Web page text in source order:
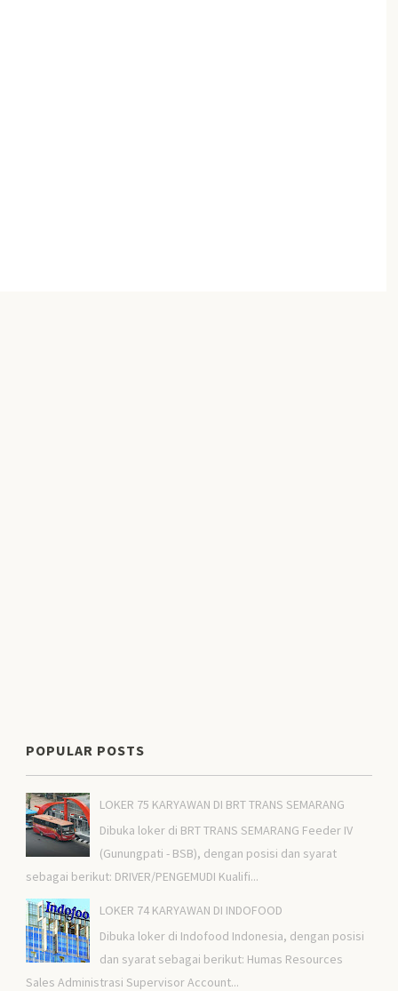
POPULAR POSTS
LOKER 75 KARYAWAN DI BRT TRANS SEMARANG
Dibuka loker di BRT TRANS SEMARANG Feeder IV
(Gunungpati - BSB), dengan posisi dan syarat
sebagai berikut: DRIVER/PENGEMUDI Kualifi...
LOKER 74 KARYAWAN DI INDOFOOD
Dibuka loker di Indofood Indonesia, dengan posisi
dan syarat sebagai berikut: Humas Resources
Sales Administrasi Supervisor Account...